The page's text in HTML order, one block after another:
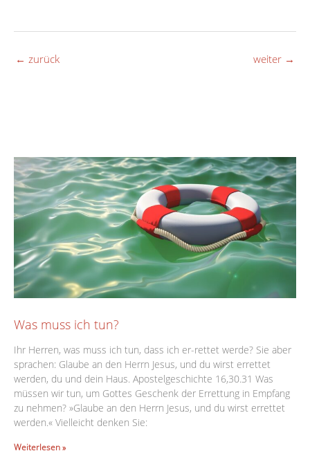
← zurück weiter →
Was muss ich tun?
Ihr Herren, was muss ich tun, dass ich er-rettet werde? Sie aber
sprachen: Glaube an den Herrn Jesus, und du wirst errettet
werden, du und dein Haus. Apostelgeschichte 16,30.31 Was
müssen wir tun, um Gottes Geschenk der Errettung in Empfang
zu nehmen? »Glaube an den Herrn Jesus, und du wirst errettet
werden.« Vielleicht denken Sie:
Weiterlesen »